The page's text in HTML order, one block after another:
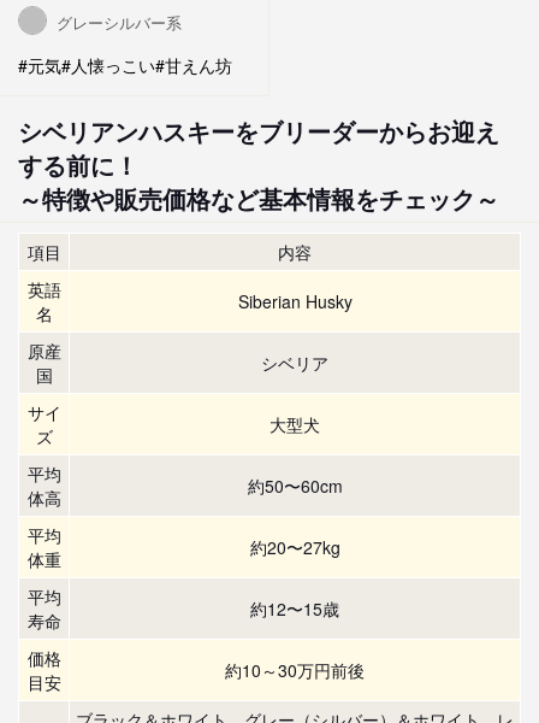
グレーシルバー系
#元気#人懐っこい#甘えん坊
シベリアンハスキーをブリーダーからお迎え
する前に！
～特徴や販売価格など基本情報をチェック～
項目
内容
英語
名
Siberian Husky
原産
国
シベリア
サイ
ズ
大型犬
平均
体高
約50〜60cm
平均
体重
約20〜27kg
平均
寿命
約12〜15歳
価格
目安
約10～30万円前後